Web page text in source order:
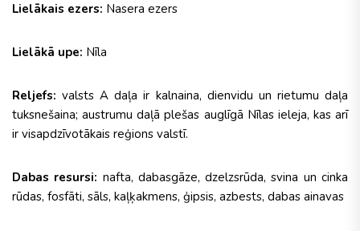
Lielākais ezers: Nasera ezers
Lielākā upe: Nīla
Reljefs:valsts A daļa ir kalnaina, dienvidu un rietumu daļa
tuksnešaina; austrumu daļā plešas auglīgā Nīlas ieleja, kas arī
ir visapdzīvotākais reģions valstī.
Dabas resursi: nafta, dabasgāze, dzelzsrūda, svina un cinka
rūdas, fosfāti, sāls, kaļķakmens, ģipsis, azbests, dabas ainavas